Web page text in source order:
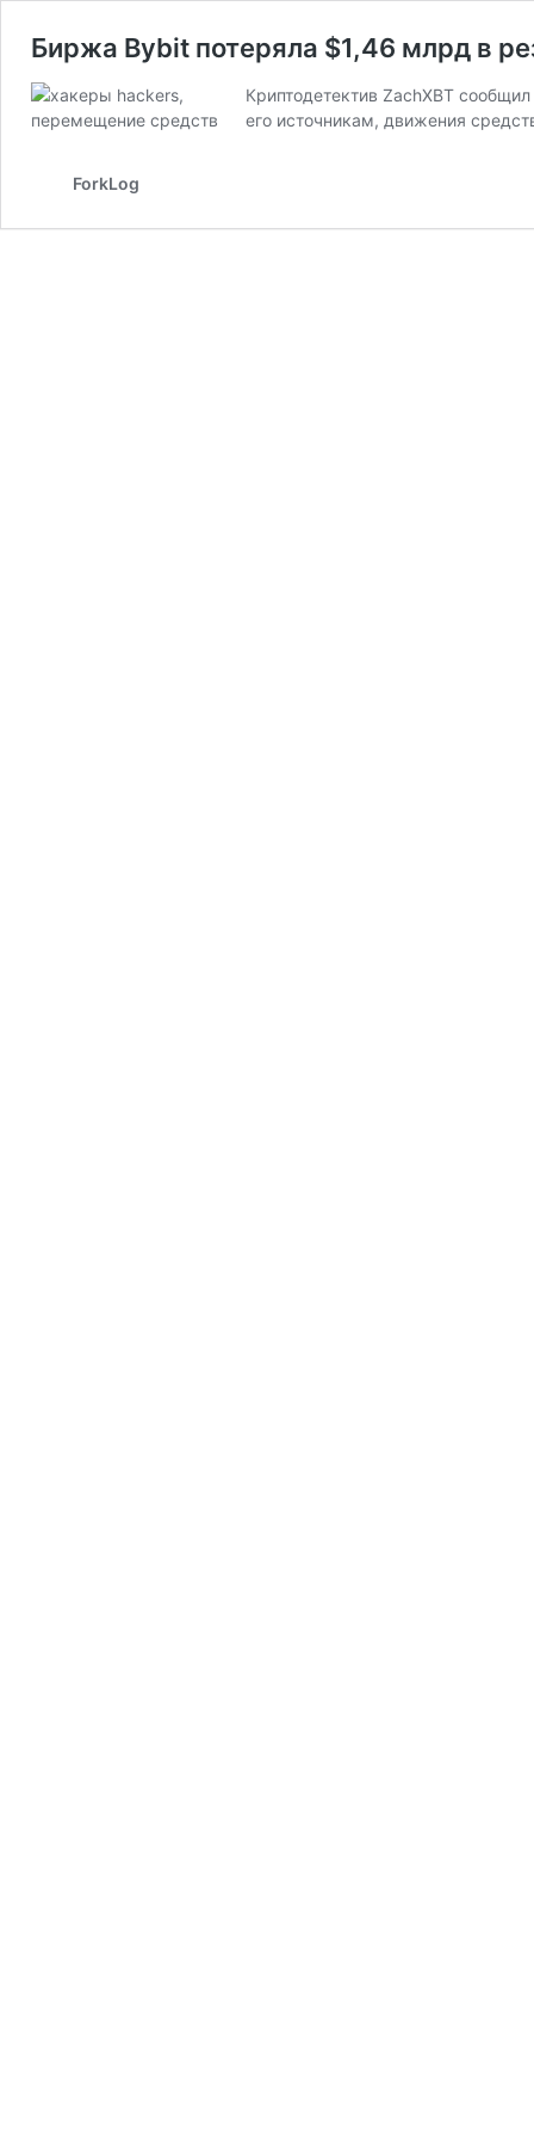
Биржа Bybit потеряла $1,46 млрд в
Криптодетектив ZachXBT
его источникам, движения
ForkLog